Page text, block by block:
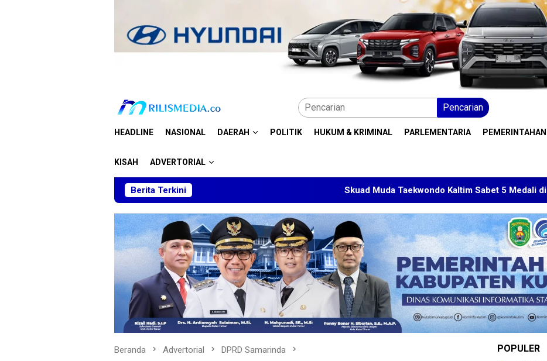
Pencarian
HEADLINE NASIONAL DAERAH POLITIK HUKUM & KRIMINAL PARLEMENTARIA PEMERINTAHAN
KISAH ADVERTORIAL
Berita Terkini Skuad Muda Taekwondo Kaltim Sabet 5 Medali di Malaysia Open 2026
Beranda Advertorial DPRD Samarinda POPULER